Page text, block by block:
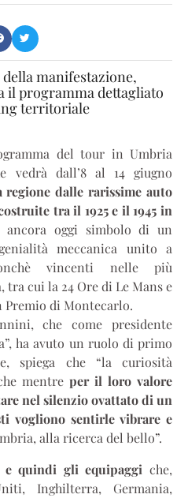
manifestazione,
il programma dettagliato
territoriale
del tour in Umbria
vedrà dall’8 al 14 giugno
dalle rarissime auto
tra il 1925 e il 1945 in
ancora oggi simbolo di un
meccanica unito a
vincenti nelle più
tra cui la 24 Ore di Le Mans e
Premio di Montecarlo.
che come presidente
ha avuto un ruolo di primo
spiega che “la curiosità
mentre per il loro valore
nel silenzio ovattato di un
vogliono sentirle vibrare e
alla ricerca del bello”.
quindi gli equipaggi che,
Inghilterra, Germania,